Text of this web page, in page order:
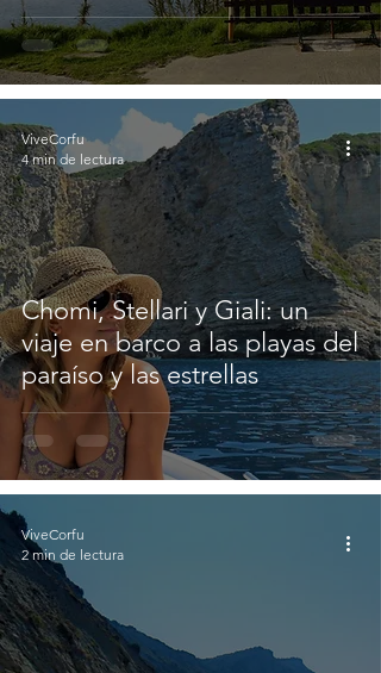
Chomi, Stellari y Giali: un
viaje en barco a las playas del
paraíso y las estrellas
ViveCorfu
4 min de lectura
ViveCorfu
2 min de lectura